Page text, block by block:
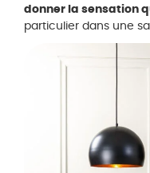
donner la sensation
particulier dans une